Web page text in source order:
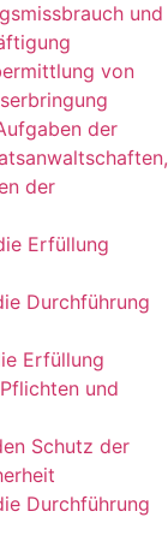
und
von
der
der
Erfüllung
Durchführung
Erfüllung
und
Schutz der
Durchführung